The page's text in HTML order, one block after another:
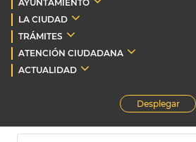
AYUNTAMIENTO
LA CIUDAD
TRÁMITES
ATENCIÓN CIUDADANA
ACTUALIDAD
Desplegar